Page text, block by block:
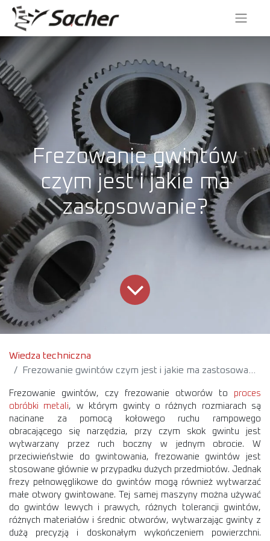
Frezowanie gwintów
czym jest i jakie ma
zastosowanie?
Wiedza techniczna
Frezowanie gwintów czym jest i jakie ma zastosowanie?
Frezowanie gwintów, czy frezowanie otworów to proces
obróbki metali, w którym gwinty o różnych rozmiarach są
nacinane za pomocą kołowego ruchu rampowego
obracającego się narzędzia, przy czym skok gwintu jest
wytwarzany przez ruch boczny w jednym obrocie. W
przeciwieństwie do gwintowania, frezowanie gwintów jest
stosowane głównie w przypadku dużych przedmiotów. Jednak
frezy pełnowęglikowe do gwintów mogą również wytwarzać
małe otwory gwintowane. Tej samej maszyny można używać
do gwintów lewych i prawych, różnych tolerancji gwintów,
różnych materiałów i średnic otworów, wytwarzając gwinty z
dużą precyzją i doskonałym wykończeniem powierzchni.